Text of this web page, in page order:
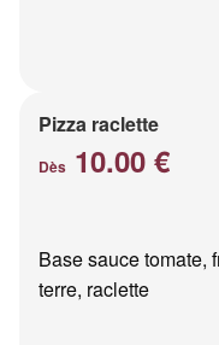
Pizza raclette
Dès 10.00 €
Base sauce tomate,
terre, raclette